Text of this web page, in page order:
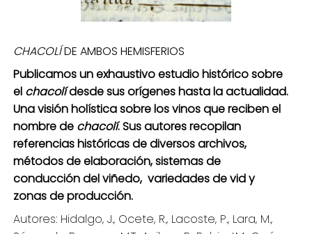
CHACOLÍDE AMBOS HEMISFERIOS
Publicamos un exhaustivo estudio histórico sobre
elchacolídesde sus orígenes hasta la actualidad.
Una visión holística sobre los vinos que reciben el
nombre de chacolí. Sus autores recopilan
referencias históricas de diversos archivos,
métodos de elaboración, sistemas de
conducción del viñedo, variedades de vid y
zonas de producción.
Autores: Hidalgo, J., Ocete, R., Lacoste, P., Lara, M.,